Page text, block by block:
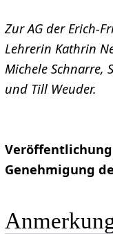
Zur AG der Erich-
Lehrerin Kathrin
Michele Schnarre,
und Till Weuder.
Genehmigung